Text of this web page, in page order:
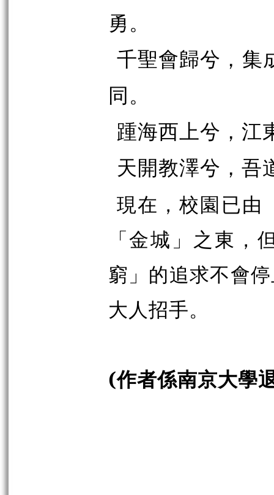
勇。
千聖會歸兮，集
同。
踵海西上兮，江
天開教澤兮，吾
現在，校園已由
「金城」之東，
窮」的追求不會
大人招手。
(作者係南京大學